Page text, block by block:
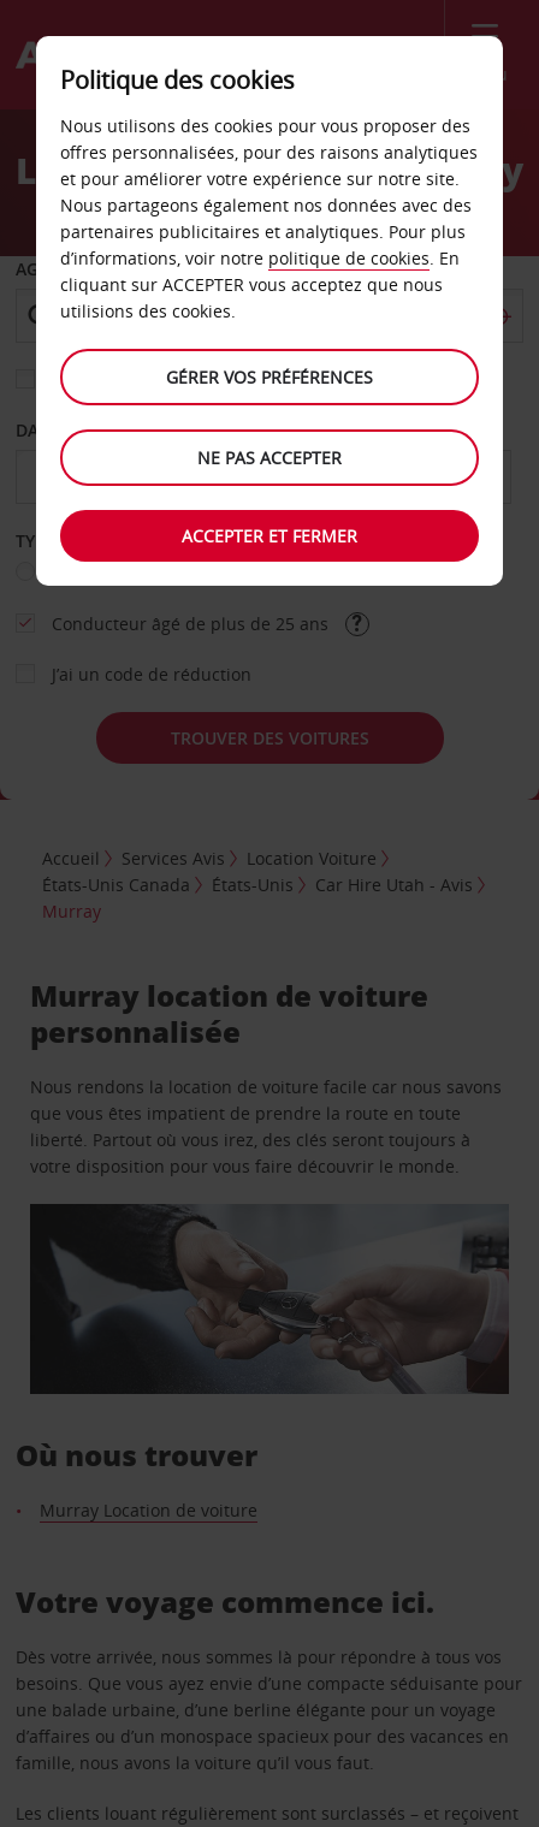
Menu
Welcome
AvisLocation de voiture Murray
AGENCE DE DÉPART
Sélectionnez une autre agence de retour
DATE DE DÉPART DATE DE RETOUR
TYPE DE LOCATION
Conducteur âgé de plus de 25 ans
J’ai un code de réduction
TROUVER DES VOITURES
Accueil Services Avis
Location Voiture
États-Unis Canada
États-Unis
Car Hire Utah - Avis
Murray
Murray location de voiture
personnalisée
Nous rendons la location de voiture facile car nous savons
que vous êtes impatient de prendre la route en toute
liberté. Partout où vous irez, des clés seront toujours à
votre disposition pour vous faire découvrir le monde.
Où nous trouver
Murray Location de voiture
Votre voyage commence ici.
Dès votre arrivée, nous sommes là pour répondre à tous vos
besoins. Que vous ayez envie d’une compacte séduisante pour
une balade urbaine, d’une berline élégante pour un voyage
d’affaires ou d’un monospace spacieux pour des vacances en
famille, nous avons la voiture qu’il vous faut.
Les clients louant régulièrement sont surclassés – et reçoivent
Politique des cookies
Nous utilisons des cookies pour vous proposer des
offres personnalisées, pour des raisons analytiques
et pour améliorer votre expérience sur notre site.
Nous partageons également nos données avec des
partenaires publicitaires et analytiques. Pour plus
d’informations, voir notre politique de cookies. En
cliquant sur ACCEPTER vous acceptez que nous
utilisions des cookies.
GÉRER VOS PRÉFÉRENCES
NE PAS ACCEPTER
ACCEPTER ET FERMER